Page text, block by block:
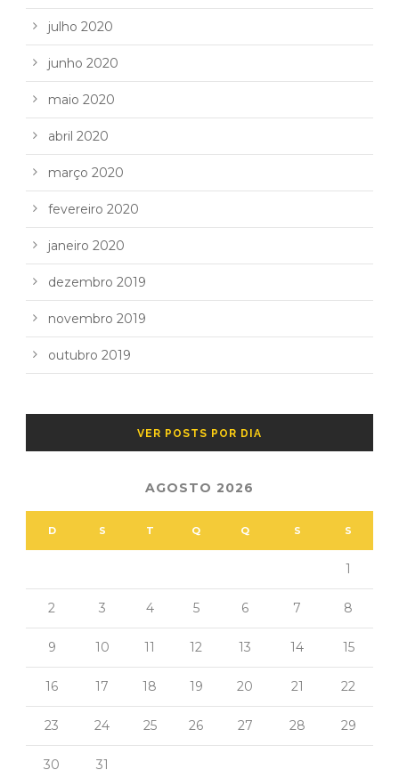
julho 2020
junho 2020
maio 2020
abril 2020
março 2020
fevereiro 2020
janeiro 2020
dezembro 2019
novembro 2019
outubro 2019
VER POSTS POR DIA
AGOSTO 2026
D S T Q Q S S
1
2 3 4 5 6 7 8
9 10 11 12 13 14 15
16 17 18 19 20 21 22
23 24 25 26 27 28 29
30 31